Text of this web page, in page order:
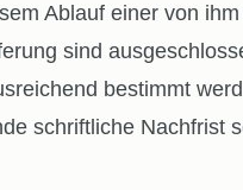
Ablauf einer von
sind
bestimmt
schriftliche Nachfrist